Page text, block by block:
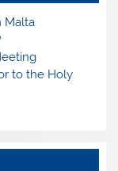
Malta
to the Holy